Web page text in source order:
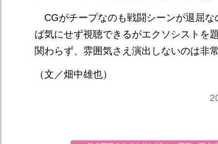
CGがチープなのも戦闘シーンが退屈な
ば気にせず視聴できるがエクソシストを
関わらず、雰囲気さえ演出しないのは非
（文／畑中雄也）